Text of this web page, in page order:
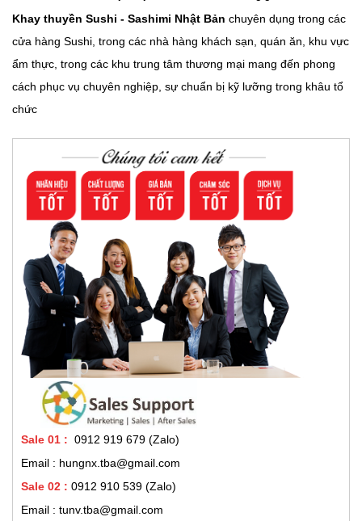
Khay thuyền Sushi - Sashimi Nhật Bản chuyên dụng trong các
cửa hàng Sushi, trong các nhà hàng khách sạn, quán ăn, khu vực
ẩm thực, trong các khu trung tâm thương mại mang đến phong
cách phục vụ chuyên nghiệp, sự chuẩn bị kỹ lưỡng trong khâu tổ
chức
Sale 01 : 0912 919 679 (Zalo)
Email : hungnx.tba@gmail.com
Sale 02 : 0912 910 539 (Zalo)
Email : tunv.tba@gmail.com